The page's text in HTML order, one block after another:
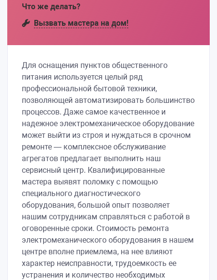
Что же делать?
Вызвать мастера на дом!
Для оснащения пунктов общественного
питания используется целый ряд
профессиональной бытовой техники,
позволяющей автоматизировать большинство
процессов. Даже самое качественное и
надежное электромеханическое оборудование
может выйти из строя и нуждаться в срочном
ремонте — комплексное обслуживание
агрегатов предлагает выполнить наш
сервисный центр. Квалифицированные
мастера выявят поломку с помощью
специального диагностического
оборудования, большой опыт позволяет
нашим сотрудникам справляться с работой в
оговоренные сроки. Стоимость ремонта
электромеханического оборудования в нашем
центре вполне приемлема, на нее влияют
характер неисправности, трудоемкость ее
устранения и количество необходимых